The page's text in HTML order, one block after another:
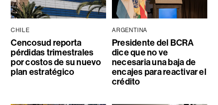
CHILE
Cencosud reporta
pérdidas trimestrales
por costos de su nuevo
plan estratégico
ARGENTINA
Presidente del BCRA
dice que no ve
necesaria una baja de
encajes para reactivar el
crédito